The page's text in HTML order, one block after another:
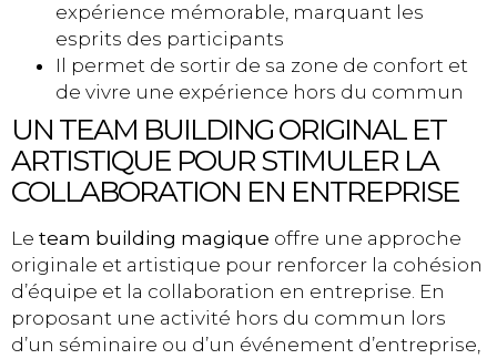
expérience mémorable, marquant les
esprits des participants
Il permet de sortir de sa zone de confort et
de vivre une expérience hors du commun
UN TEAM BUILDING ORIGINAL ET
ARTISTIQUE POUR STIMULER LA
COLLABORATION EN ENTREPRISE
Le team building magique offre une approche
originale et artistique pour renforcer la cohésion
d’équipe et la collaboration en entreprise. En
proposant une activité hors du commun lors
d’un séminaire ou d’un événement d’entreprise,